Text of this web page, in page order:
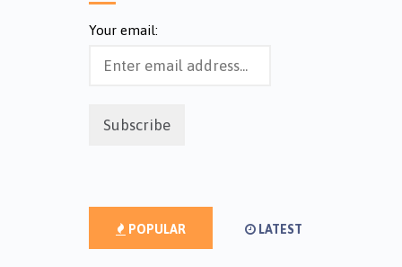
Your email:
POPULAR LATEST